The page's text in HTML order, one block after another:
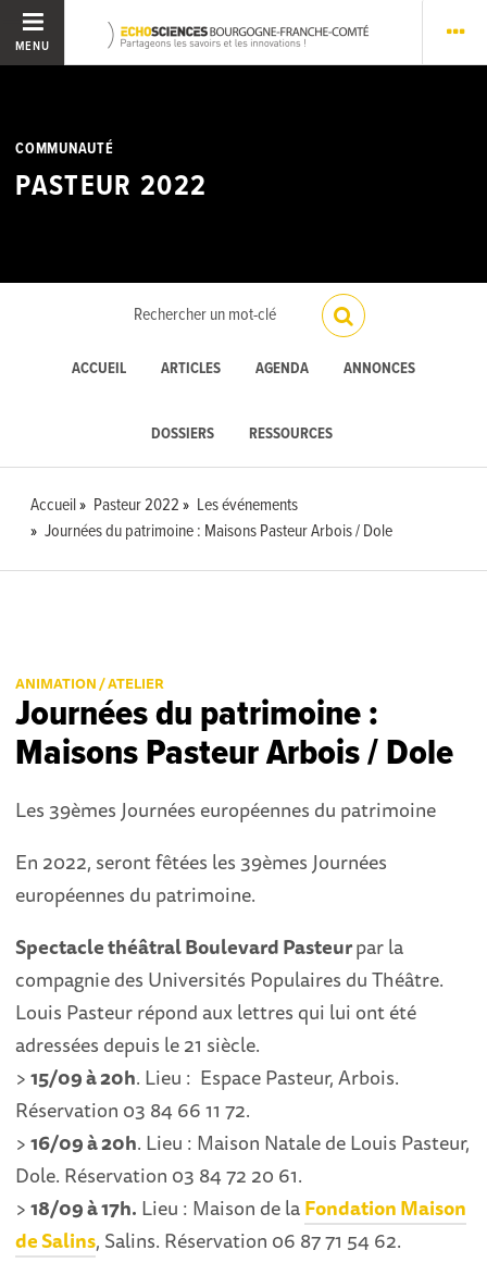
MENU
COMMUNAUTÉ
PASTEUR 2022
ACCUEIL ARTICLES AGENDA ANNONCES
DOSSIERS RESSOURCES
Accueil Pasteur 2022
Les événements
Journées du patrimoine : Maisons Pasteur Arbois / Dole
ANIMATION / ATELIER
Journées du patrimoine :
Maisons Pasteur Arbois / Dole
Les 39èmes Journées européennes du patrimoine
En 2022, seront fêtées les 39èmes Journées
européennes du patrimoine.
Spectacle théâtralBoulevard Pasteurpar la
compagnie des Universités Populaires du Théâtre.
Louis Pasteur répond aux lettres qui lui ont été
adressées depuis le 21 siècle.
>15/09 à 20h. Lieu : Espace Pasteur, Arbois.
Réservation 03 84 66 11 72.
>16/09 à 20h. Lieu : Maison Natale de Louis Pasteur,
Dole. Réservation 03 84 72 20 61.
>18/09 à 17h. Lieu : Maison de laFondation Maison
de Salins, Salins. Réservation 06 87 71 54 62.